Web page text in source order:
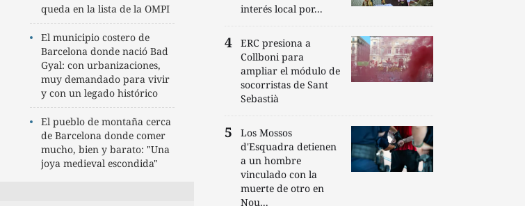
queda en la lista de la OMPI
El municipio costero de
Barcelona donde nació Bad
Gyal: con urbanizaciones,
muy demandado para vivir
y con un legado histórico
El pueblo de montaña cerca
de Barcelona donde comer
mucho, bien y barato: "Una
joya medieval escondida"
interés local por...
ERC presiona a
Collboni para
ampliar el módulo de
socorristas de Sant
Sebastià
Los Mossos
d'Esquadra detienen
a un hombre
vinculado con la
muerte de otro en
Nou...